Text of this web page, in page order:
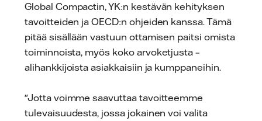
Global Compactin, YK:n kestävän kehityksen
tavoitteiden ja OECD:n ohjeiden kanssa. Tämä
pitää sisällään vastuun ottamisen paitsi omista
toiminnoista, myös koko arvoketjusta –
alihankkijoista asiakkaisiin ja kumppaneihin.
"Jotta voimme saavuttaa tavoitteemme
tulevaisuudesta, jossa jokainen voi valita